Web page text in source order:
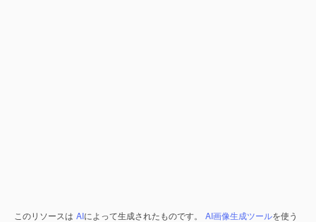
このリソースは AIによって生成されたものです。 AI画像生成ツールを使う